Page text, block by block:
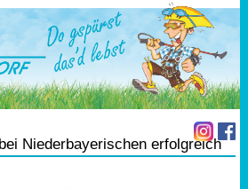
Niederbayerischen erfolgreich